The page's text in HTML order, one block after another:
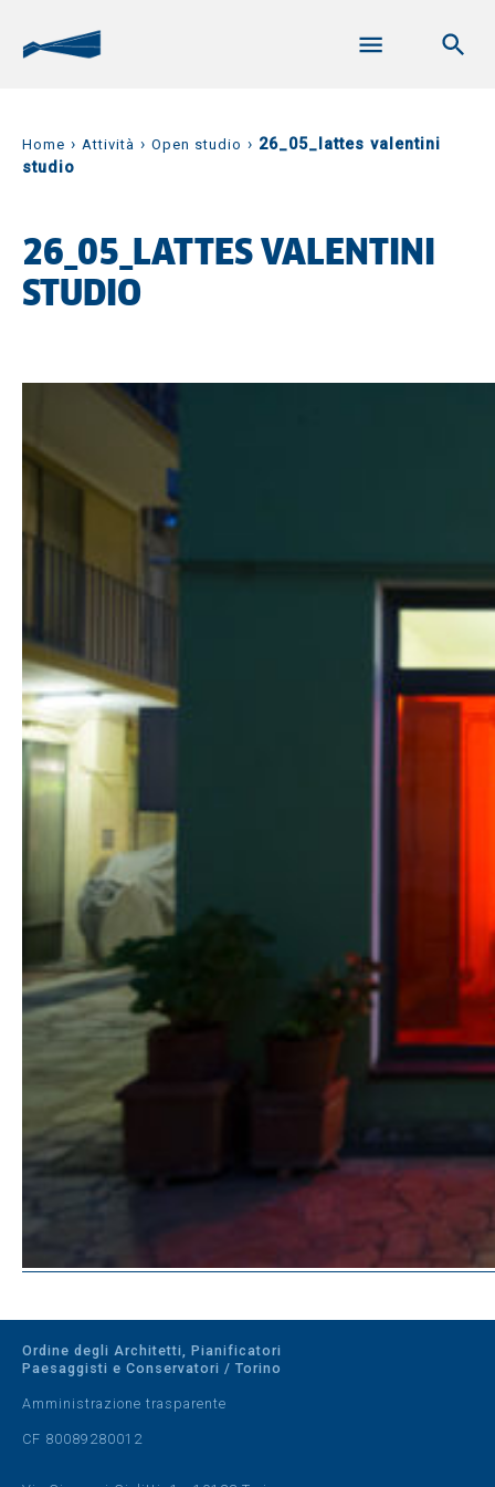
Home › Attività › Open studio › 26_05_lattes valentini
studio
26_05_LATTES VALENTINI
STUDIO
Ordine degli Architetti, Pianificatori
Paesaggisti e Conservatori / Torino
Amministrazione trasparente
CF 80089280012